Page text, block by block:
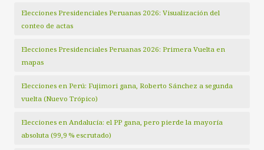
Elecciones Presidenciales Peruanas 2026: Visualización del
conteo de actas
Elecciones Presidenciales Peruanas 2026: Primera Vuelta en
mapas
Elecciones en Perú: Fujimori gana, Roberto Sánchez a segunda
vuelta (Nuevo Trópico)
Elecciones en Andalucía: el PP gana, pero pierde la mayoría
absoluta (99,9 % escrutado)